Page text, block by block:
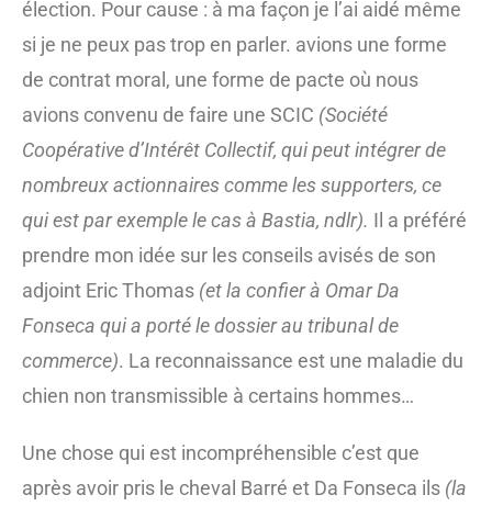
élection. Pour cause : à ma façon je l’ai aidé même
si je ne peux pas trop en parler. avions une forme
de contrat moral, une forme de pacte où nous
avions convenu de faire une SCIC (Société
Coopérative d’Intérêt Collectif, qui peut intégrer de
nombreux actionnaires comme les supporters, ce
qui est par exemple le cas à Bastia, ndlr). Il a préféré
prendre mon idée sur les conseils avisés de son
adjoint Eric Thomas (et la confier à Omar Da
Fonseca qui a porté le dossier au tribunal de
commerce). La reconnaissance est une maladie du
chien non transmissible à certains hommes…
Une chose qui est incompréhensible c’est que
après avoir pris le cheval Barré et Da Fonseca ils (la